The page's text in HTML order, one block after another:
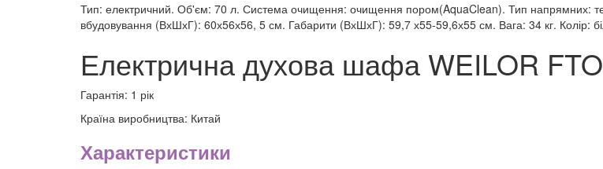
Тип: електричний. Об'єм: 70 л. Система очищення: очищення пором(AquaClean). Тип напрямних:
вбудовування (ВхШхГ): 60х56х56, 5 см. Габарити (ВхШхГ): 59,7 х55-59,6х55 см. Вага: 34 кг. Колір:
Електрична духова шафа WEILOR
Гарантія: 1 рік
Країна виробництва: Китай
Характеристики